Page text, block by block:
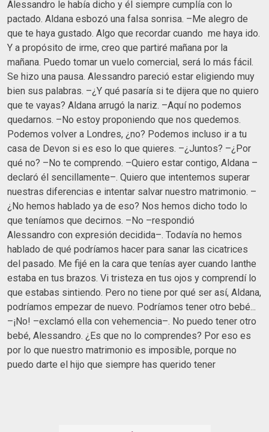
Alessandro le había dicho y él siempre cumplía con lo
pactado. Aldana esbozó una falsa sonrisa. –Me alegro de
que te haya gustado. Algo que recordar cuando me haya ido.
Y a propósito de irme, creo que partiré mañana por la
mañana. Puedo tomar un vuelo comercial, será lo más fácil.
Se hizo una pausa. Alessandro pareció estar eligiendo muy
bien sus palabras. –¿Y qué pasaría si te dijera que no quiero
que te vayas? Aldana arrugó la nariz. –Aquí no podemos
quedarnos. –No estoy proponiendo que nos quedemos.
Podemos volver a Londres, ¿no? Podemos incluso ir a tu
casa de Devon si es eso lo que quieres. –¿Juntos? –¿Por
qué no? –No te comprendo. –Quiero estar contigo, Aldana –
declaró él sencillamente–. Quiero que intentemos superar
nuestras diferencias e intentar salvar nuestro matrimonio. –
¿No hemos hablado ya de eso? Nos hemos dicho todo lo
que teníamos que decirnos. –No –respondió
Alessandro con expresión decidida–. Todavía no hemos
hablado de qué podríamos hacer para sanar las cicatrices
del pasado. Me fijé en la cara que tenías ayer cuando Ianthe
estaba en tus brazos. Vi tristeza en tus ojos y comprendí lo
que estabas sintiendo. Pero no tiene por qué ser así, Aldana,
podríamos empezar de nuevo. Podríamos tener otro bebé...
–¡No! –exclamó ella con vehemencia–. No puedo tener otro
bebé, Alessandro. ¿Es que no lo comprendes? Por eso es
por lo que nuestro matrimonio es imposible, porque no
puedo darte el hijo que siempre has querido tener